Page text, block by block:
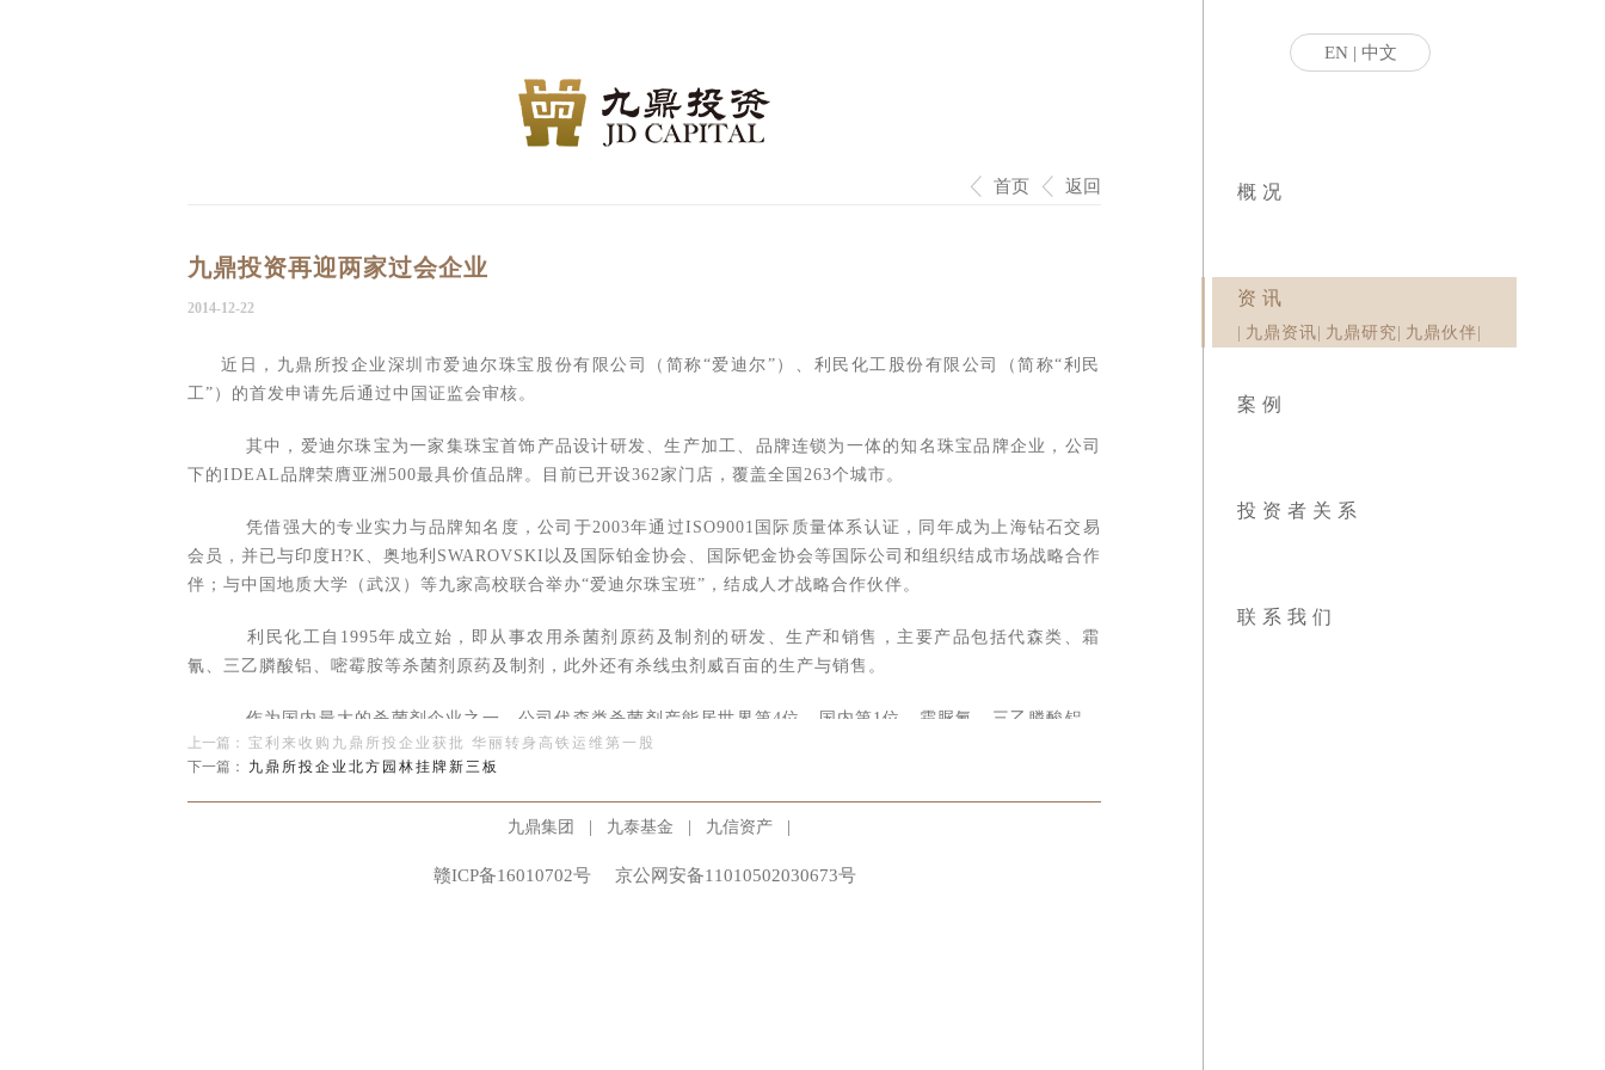
返回
首页
九鼎投资再迎两家过会企业
2014-12-22
近日，九鼎所投企业深圳市爱迪尔珠宝股份有限公司（简称“爱迪尔”）、利民化工股份有限公司（简称“利民化
工”）的首发申请先后通过中国证监会审核。
其中，爱迪尔珠宝为一家集珠宝首饰产品设计研发、生产加工、品牌连锁为一体的知名珠宝品牌企业，公司旗
下的IDEAL品牌荣膺亚洲500最具价值品牌。目前已开设362家门店，覆盖全国263个城市。
凭借强大的专业实力与品牌知名度，公司于2003年通过ISO9001国际质量体系认证，同年成为上海钻石交易所
会员，并已与印度H?K、奥地利SWAROVSKI以及国际铂金协会、国际钯金协会等国际公司和组织结成市场战略合作伙
伴；与中国地质大学（武汉）等九家高校联合举办“爱迪尔珠宝班”，结成人才战略合作伙伴。
利民化工自1995年成立始，即从事农用杀菌剂原药及制剂的研发、生产和销售，主要产品包括代森类、霜脲
氰、三乙膦酸铝、嘧霉胺等杀菌剂原药及制剂，此外还有杀线虫剂威百亩的生产与销售。
作为国内最大的杀菌剂企业之一，公司代森类杀菌剂产能居世界第4位、国内第1位，霜脲氰、三乙膦酸铝、嘧
霉胺和威百亩产能居国内第1位。目前，公司拥有一个国家级博士后工作站、一个省级技术中心、两个生产基地和五个
子公司，市场覆盖全球70多个国家和地区，是国家定点农药制造骨干企业。
九鼎旗下基金于2009、2010年先后入股利民化工、爱迪尔，分别持有上述企业发行前19.4%、6.67%的股份。
上一篇： 宝利来收购九鼎所投企业获批 华丽转身高铁运维第一股
下一篇： 九鼎所投企业北方园林挂牌新三板
九鼎集团 | 九泰基金 | 九信资产 |
赣ICP备16010702号 京公网安备11010502030673号
EN| 中文
概况
资讯
九鼎资讯 九鼎研究 九鼎伙伴
案例
投资者关系
联系我们